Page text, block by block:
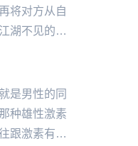
将对方从自
湖不见的愿
是男性的同
种雄性激素
跟激素有关